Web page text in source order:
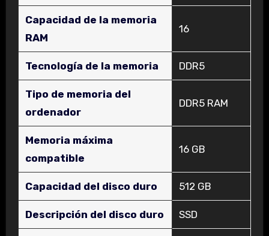
Capacidad de la memoria
RAM
‎16
Tecnología de la memoria ‎DDR5
Tipo de memoria del
ordenador
‎DDR5 RAM
Memoria máxima
compatible
‎16 GB
Capacidad del disco duro ‎512 GB
Descripción del disco duro ‎SSD